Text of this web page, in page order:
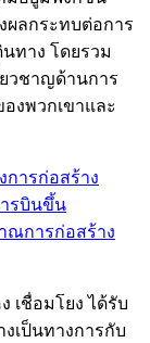
ผลกระทบต่อการ
ทาง โดยรวม
ยวชาญด้านการ
งพวกเขาและ
การก่อสร้าง
รบินขึ้น
ณการก่อสร้าง
เชื่อมโยง ได้รับ
เป็นทางการกับ